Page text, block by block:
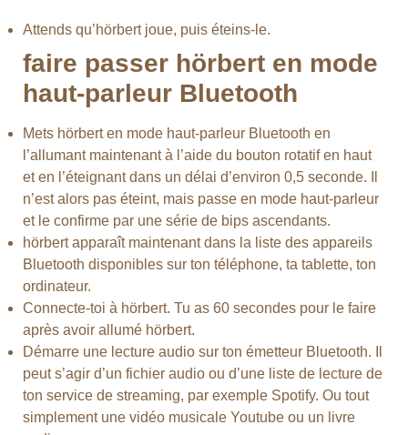
Attends qu’hörbert joue, puis éteins-le.
faire passer hörbert en mode
haut-parleur Bluetooth
Mets hörbert en mode haut-parleur Bluetooth en
l’allumant maintenant à l’aide du bouton rotatif en haut
et en l’éteignant dans un délai d’environ 0,5 seconde. Il
n’est alors pas éteint, mais passe en mode haut-parleur
et le confirme par une série de bips ascendants.
hörbert apparaît maintenant dans la liste des appareils
Bluetooth disponibles sur ton téléphone, ta tablette, ton
ordinateur.
Connecte-toi à hörbert. Tu as 60 secondes pour le faire
après avoir allumé hörbert.
Démarre une lecture audio sur ton émetteur Bluetooth. Il
peut s’agir d’un fichier audio ou d’une liste de lecture de
ton service de streaming, par exemple Spotify. Ou tout
simplement une vidéo musicale Youtube ou un livre